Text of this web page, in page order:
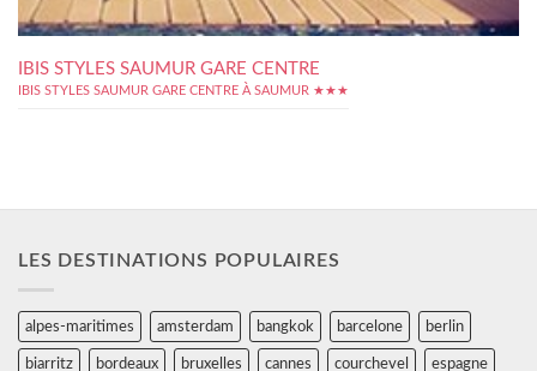
IBIS STYLES SAUMUR GARE CENTRE
IBIS STYLES SAUMUR GARE CENTRE À SAUMUR ★★★
LES DESTINATIONS POPULAIRES
alpes-maritimes amsterdam bangkok barcelone berlin
biarritz bordeaux bruxelles cannes courchevel espagne